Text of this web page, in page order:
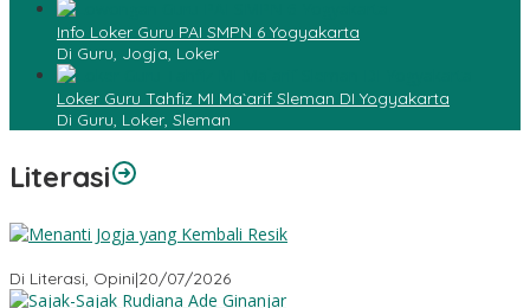
Info Loker Guru PAI SMPN 6 Yogyakarta
Di Guru, Jogja, Loker
Loker Guru Tahfiz MI Ma`arif Sleman DI Yogyakarta
Di Guru, Loker, Sleman
Literasi
Di Literasi, Opini|20/07/2026